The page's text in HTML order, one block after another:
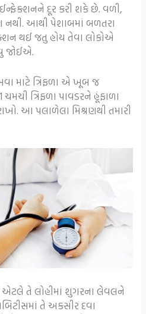
ઈન્ફેક્શનને દૂર કરી શકે છે. વળી,
નથી. આથી પેશાબમાં બળતરા
થઈ જતુ હોય તેવા લોકોએ
જોઈએ.
માટે ત્રિફળા એ ખૂબ જ
ત્રિફળા પાવડરને હૂંફાળા
આ પલાળેલા મિશ્રણથી તમારી
એટલે તે લોહીમાં શુગરના લેવલને
તે અકસીર દવા